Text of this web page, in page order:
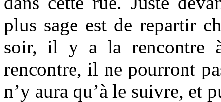
plus sage est de repartir
soir, il y a la rencontre
rencontre, il ne pourront
n’y aura qu’à le suivre, et